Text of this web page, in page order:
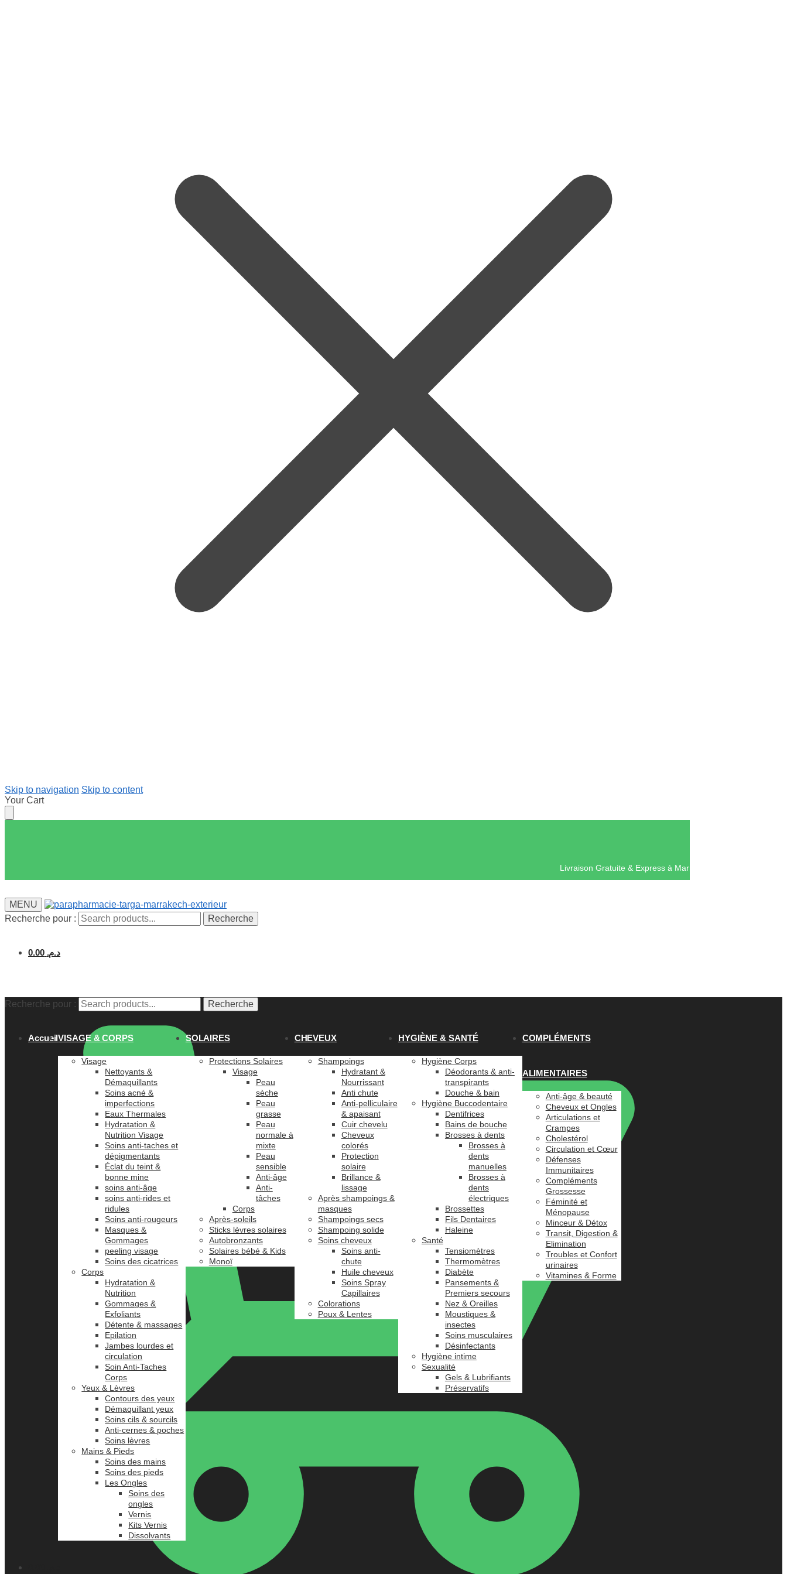
Skip to navigation Skip to content
Your Cart
Livraison Gratuite & Express à
MENU
Recherche pour :
Recherche
د.م. 0.00
Recherche pour : Recherche
AccueilVISAGE & CORPS
Visage
Nettoyants &
Démaquillants
Soins acné &
imperfections
Eaux Thermales
Hydratation &
Nutrition Visage
Soins anti-taches et
dépigmentants
Éclat du teint &
bonne mine
soins anti-âge
soins anti-rides et
ridules
Soins anti-rougeurs
Masques &
Gommages
peeling visage
Soins des cicatrices
Corps
Hydratation &
Nutrition
Gommages &
Exfoliants
Détente & massages
Epilation
Jambes lourdes et
circulation
Soin Anti-Taches
Corps
Yeux & Lèvres
Contours des yeux
Démaquillant yeux
Soins cils & sourcils
Anti-cernes & poches
Soins lèvres
Mains & Pieds
Soins des mains
Soins des pieds
Les Ongles
Soins des
ongles
Vernis
Kits Vernis
Dissolvants
SOLAIRES
Protections Solaires
Visage
Peau
sèche
Peau
grasse
Peau
normale à
mixte
Peau
sensible
Anti-âge
Anti-
tâches
Corps
Après-soleils
Sticks lèvres solaires
Autobronzants
Solaires bébé & Kids
Monoï
CHEVEUX
Shampoings
Hydratant &
Nourrissant
Anti chute
Anti-pelliculaire
& apaisant
Cuir chevelu
Cheveux
colorés
Protection
solaire
Brillance &
lissage
Après shampoings &
masques
Shampoings secs
Shampoing solide
Soins cheveux
Soins anti-
chute
Huile cheveux
Soins Spray
Capillaires
Colorations
Poux & Lentes
HYGIÈNE & SANTÉ
Hygiène Corps
Déodorants & anti-
transpirants
Douche & bain
Hygiène Buccodentaire
Dentifrices
Bains de bouche
Brosses à dents
Brosses à
dents
manuelles
Brosses à
dents
électriques
Brossettes
Fils Dentaires
Haleine
Santé
Tensiomètres
Thermomètres
Diabète
Pansements &
Premiers secours
Nez & Oreilles
Moustiques &
insectes
Soins musculaires
Désinfectants
Hygiène intime
Sexualité
Gels & Lubrifiants
Préservatifs
COMPLÉMENTS
ALIMENTAIRES
Anti-âge & beauté
Cheveux et Ongles
Articulations et
Crampes
Cholestérol
Circulation et Cœur
Défenses
Immunitaires
Compléments
Grossesse
Féminité et
Ménopause
Minceur & Détox
Transit, Digestion &
Elimination
Troubles et Confort
urinaires
Vitamines & Forme